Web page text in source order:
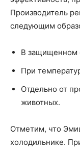
Производитель
следующим
В защищенном
При
Отдельно от
животных.
Отметим, что
холодильнике.